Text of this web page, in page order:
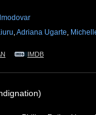
,Adriana Ugarte,
IMDB